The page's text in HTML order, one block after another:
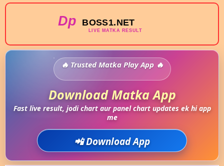
Trusted Matka Play App
Download Matka App
Fast live result, jodi chart aur panel chart updates ek hi app
me
📲 Download App